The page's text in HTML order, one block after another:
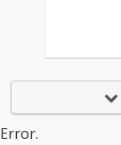
Error.